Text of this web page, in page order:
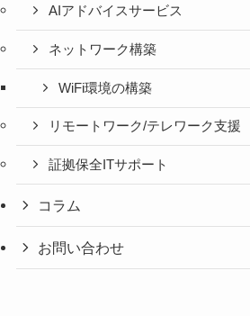
AIアドバイスサービス
ネットワーク構築
WiFi環境の構築
リモートワーク/テレワーク支援
証拠保全ITサポート
コラム
お問い合わせ